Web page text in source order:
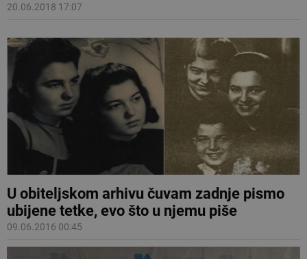
20.06.2018 17:07
U obiteljskom arhivu čuvam zadnje pismo
ubijene tetke, evo što u njemu piše
09.06.2016 00:45